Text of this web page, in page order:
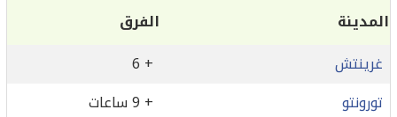
المدينة
الفرق
غرينتش
+ 6
تورونتو
+ 9 ساعات